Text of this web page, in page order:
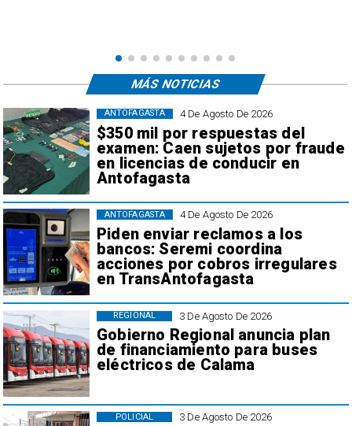
4 De Agosto De 2026
$350 mil por respuestas del
examen: Caen sujetos por fraude
en licencias de conducir en
Antofagasta
ANTOFAGASTA
4 De Agosto De 2026
Piden enviar reclamos a los
bancos: Seremi coordina
acciones por cobros irregulares
en TransAntofagasta
ANTOFAGASTA
3 De Agosto De 2026
Gobierno Regional anuncia plan
de financiamiento para buses
eléctricos de Calama
REGIONAL
3 De Agosto De 2026
POLICIAL
MÁS NOTICIAS